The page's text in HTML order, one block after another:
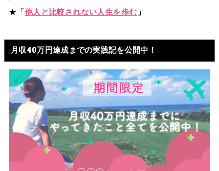
★「 他人と比較されない人生を歩む 」
月収40万円達成までの実践記を公開中！